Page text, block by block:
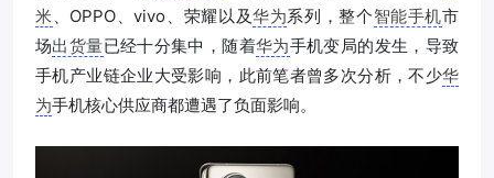
米 、OPPO、vivo、荣耀以及华为系列，整个智能手机市
场出货量已经十分集中，随着华为手机变局的发生，导致
手机产业链企业大受影响，此前笔者曾多次分析，不少华
为手机核心供应商都遭遇了负面影响。